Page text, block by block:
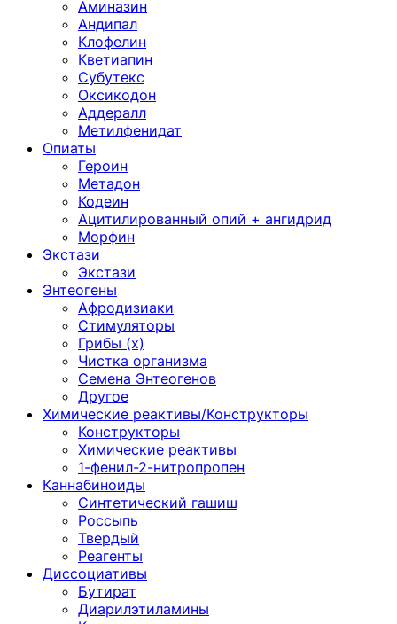
Аминазин
Андипал
Клофелин
Кветиапин
Субутекс
Оксикодон
Аддералл
Метилфенидат
Опиаты
Героин
Метадон
Кодеин
Ацитилированный опий + ангидрид
Морфин
Экстази
Экстази
Энтеогены
Афродизиаки
Стимуляторы
Грибы (х)
Чистка организма
Семена Энтеогенов
Другое
Химические реактивы/Конструкторы
Конструкторы
Химические реактивы
1-фенил-2-нитропропен
Каннабиноиды
Синтетический гашиш
Россыпь
Твердый
Реагенты
Диссоциативы
Бутират
Диарилэтиламины